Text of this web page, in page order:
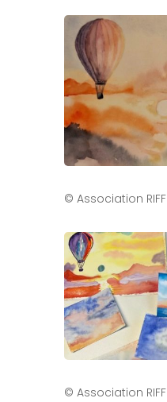
© Association RIFF
© Association RIFF